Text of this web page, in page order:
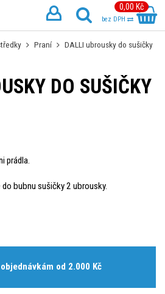
0,00 Kč
bez DPH
Praní
DALLI ubrousky do sušičky
DO SUŠIČKY
prádla.
bubnu sušičky 2 ubrousky.
od 2.000 Kč